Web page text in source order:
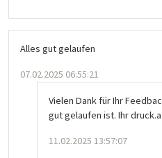
Alles gut gelaufen
07.02.2025 06:55:21
Vielen Dank für Ihr
gut gelaufen ist. Ihr
11.02.2025 13:57:07